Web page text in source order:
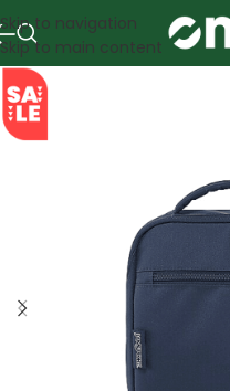
Skip to navigation
Skip to main content
SALE